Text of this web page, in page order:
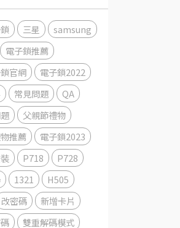
三星
samsung
電子鎖推薦
官網
電子鎖2022
常見問題
QA
父親節禮物
推薦
電子鎖2023
P718
P728
1321
H505
改密碼
新增卡片
雙重解碼模式